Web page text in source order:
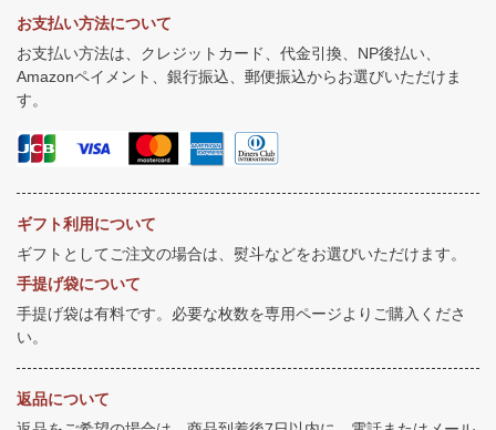
お支払い方法について
お支払い方法は、クレジットカード、代金引換、NP後払い、
Amazonペイメント、銀行振込、郵便振込からお選びいただけま
す。
ギフト利用について
ギフトとしてご注文の場合は、熨斗などをお選びいただけます。
手提げ袋について
手提げ袋は有料です。必要な枚数を専用ページよりご購入くださ
い。
返品について